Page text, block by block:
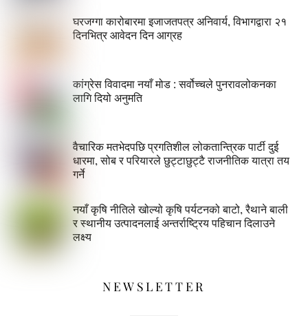
घरजग्गा कारोबारमा इजाजतपत्र अनिवार्य, विभागद्वारा २१
दिनभित्र आवेदन दिन आग्रह
कांग्रेस विवादमा नयाँ मोड : सर्वोच्चले पुनरावलोकनका
लागि दियो अनुमति
वैचारिक मतभेदपछि प्रगतिशील लोकतान्त्रिक पार्टी दुई
धारमा, सोब र परियारले छुट्टाछुट्टै राजनीतिक यात्रा तय
गर्ने
नयाँ कृषि नीतिले खोल्यो कृषि पर्यटनको बाटो, रैथाने बाली
र स्थानीय उत्पादनलाई अन्तर्राष्ट्रिय पहिचान दिलाउने
लक्ष्य
NEWSLETTER